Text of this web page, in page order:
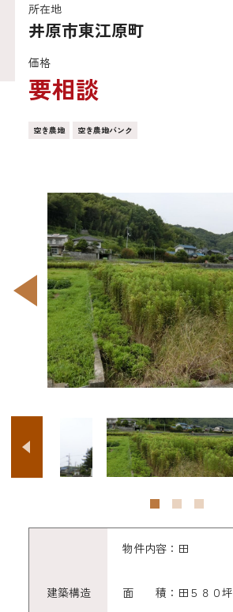
所在地
井原市東江原町
価格
要相談
空き農地 空き農地バンク
建築構造
物件内容：田
面 積：田５８０坪